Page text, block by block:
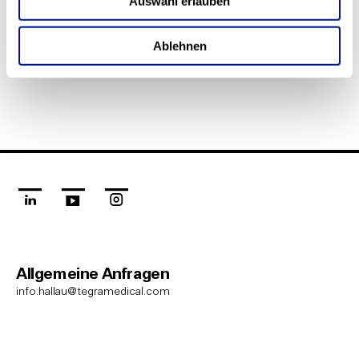
Ablehnen
Google Maps
linkedinyoutube
Allgemeine Anfragen
info.hallau@tegramedical.com